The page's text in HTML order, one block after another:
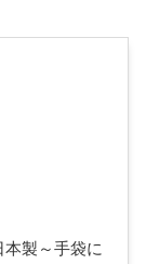
本製～手袋に